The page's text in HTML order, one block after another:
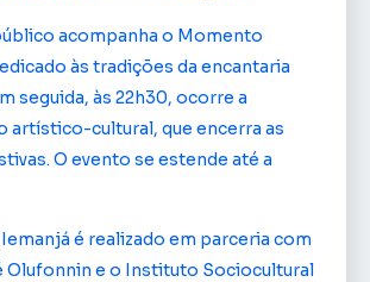
acompanha o Momento
às tradições da encantaria
seguida, às 22h30, ocorre a
artístico-cultural, que encerra as
O evento se estende até a
é realizado em parceria com
Olufonnin e o Instituto Sociocultural